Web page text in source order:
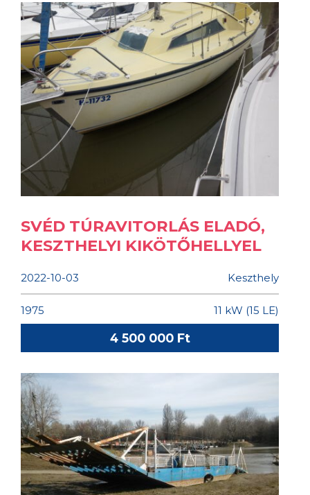
SVÉD TÚRAVITORLÁS ELADÓ,
KESZTHELYI KIKÖTŐHELLYEL
2022-10-03 Keszthely
1975 11 kW (15 LE)
4 500 000 Ft